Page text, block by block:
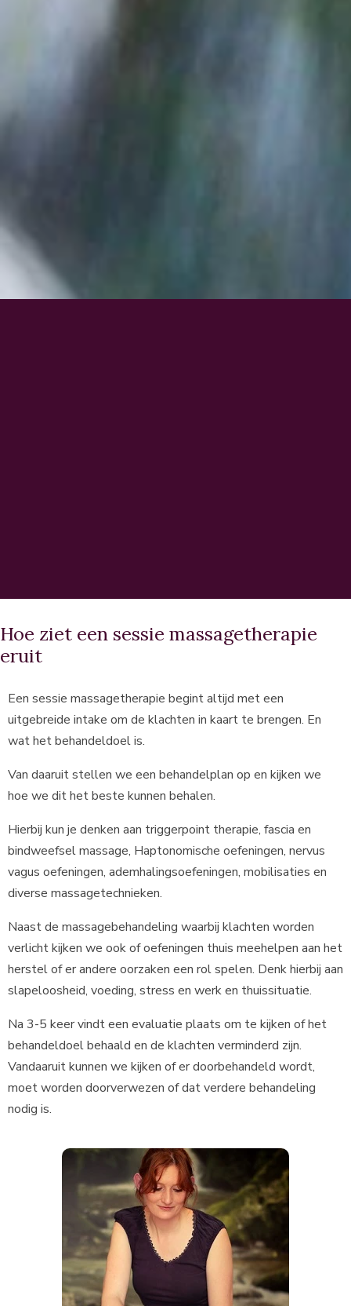
Hoe ziet een sessie massagetherapie
eruit
Een sessie massagetherapie begint altijd met een
uitgebreide intake om de klachten in kaart te brengen. En
wat het behandeldoel is.
Van daaruit stellen we een behandelplan op en kijken we
hoe we dit het beste kunnen behalen.
Hierbij kun je denken aan triggerpoint therapie, fascia en
bindweefsel massage, Haptonomische oefeningen, nervus
vagus oefeningen, ademhalingsoefeningen, mobilisaties en
diverse massagetechnieken.
Naast de massagebehandeling waarbij klachten worden
verlicht kijken we ook of oefeningen thuis meehelpen aan het
herstel of er andere oorzaken een rol spelen. Denk hierbij aan
slapeloosheid, voeding, stress en werk en thuissituatie.
Na 3-5 keer vindt een evaluatie plaats om te kijken of het
behandeldoel behaald en de klachten verminderd zijn.
Vandaaruit kunnen we kijken of er doorbehandeld wordt,
moet worden doorverwezen of dat verdere behandeling
nodig is.